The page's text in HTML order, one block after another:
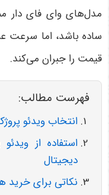
مدل‌های وای فای دار
ساده باشد، اما سرعت
قیمت را جبران می‌کند.
فهرست مطالب:
انتخاب ویدئو
استفاده از
دیجیتال
نکاتی برای خرید